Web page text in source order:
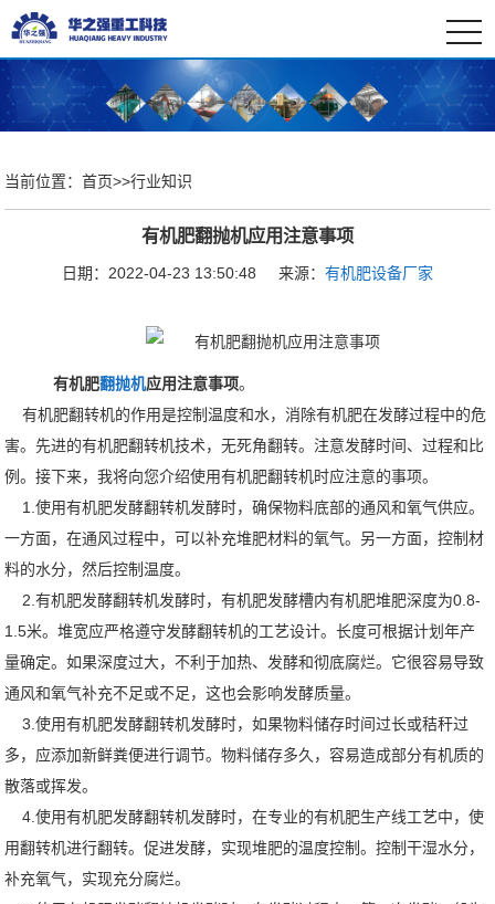
当前位置：首页>>行业知识
有机肥翻抛机应用注意事项
日期：2022-04-23 13:50:48 来源： 有机肥设备厂家
有机肥翻抛机应用注意事项。
有机肥翻转机的作用是控制温度和水，消除有机肥在发酵过程中的危
害。先进的有机肥翻转机技术，无死角翻转。注意发酵时间、过程和比
例。接下来，我将向您介绍使用有机肥翻转机时应注意的事项。
1.使用有机肥发酵翻转机发酵时，确保物料底部的通风和氧气供应。
一方面，在通风过程中，可以补充堆肥材料的氧气。另一方面，控制材
料的水分，然后控制温度。
2.有机肥发酵翻转机发酵时，有机肥发酵槽内有机肥堆肥深度为0.8-
1.5米。堆宽应严格遵守发酵翻转机的工艺设计。长度可根据计划年产
量确定。如果深度过大，不利于加热、发酵和彻底腐烂。它很容易导致
通风和氧气补充不足或不足，这也会影响发酵质量。
3.使用有机肥发酵翻转机发酵时，如果物料储存时间过长或秸秆过
多，应添加新鲜粪便进行调节。物料储存多久，容易造成部分有机质的
散落或挥发。
4.使用有机肥发酵翻转机发酵时，在专业的有机肥生产线工艺中，使
用翻转机进行翻转。促进发酵，实现堆肥的温度控制。控制干湿水分，
补充氧气，实现充分腐烂。